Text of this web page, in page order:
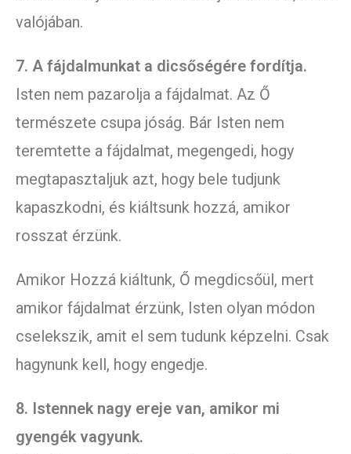
valójában.
7. A fájdalmunkat a dicsőségére fordítja.
Isten nem pazarolja a fájdalmat. Az Ő
természete csupa jóság. Bár Isten nem
teremtette a fájdalmat, megengedi, hogy
megtapasztaljuk azt, hogy bele tudjunk
kapaszkodni, és kiáltsunk hozzá, amikor
rosszat érzünk.
Amikor Hozzá kiáltunk, Ő megdicsőül, mert
amikor fájdalmat érzünk, Isten olyan módon
cselekszik, amit el sem tudunk képzelni. Csak
hagynunk kell, hogy engedje.
8. Istennek nagy ereje van, amikor mi
gyengék vagyunk.